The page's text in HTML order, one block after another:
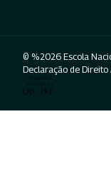
© %2026 Escola
Declaração de Direito